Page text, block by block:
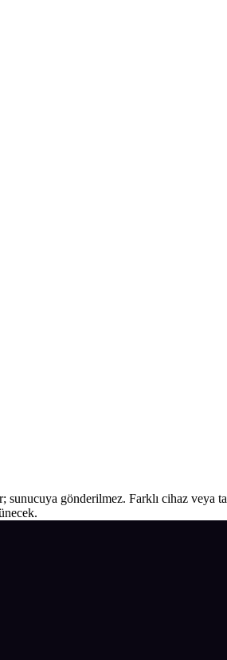
gönderilmez. Farklı cihaz veya